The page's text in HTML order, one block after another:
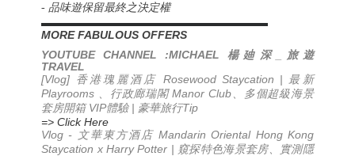
- 品味遊保留最終之決定權
▬▬▬▬▬▬▬▬▬▬▬▬▬▬▬▬▬▬▬▬▬▬
MORE FABULOUS OFFERS
YOUTUBE CHANNEL :MICHAEL楊廸深 旅遊
TRAVEL
[Vlog] 香港瑰麗酒店 Rosewood Staycation | 最新
Playrooms 、行政廊瑞閣 Manor Club、多個超級海景
套房開箱 VIP體驗 | 豪華旅行Tip
=> Click Here
Vlog - 文華東方酒店 Mandarin Oriental Hong Kong
Staycation x Harry Potter | 窺探特色海景套房、實測隱